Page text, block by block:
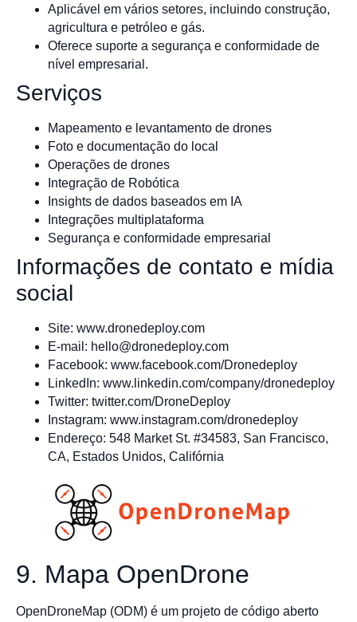
Aplicável em vários setores, incluindo construção,
agricultura e petróleo e gás.
Oferece suporte a segurança e conformidade de
nível empresarial.
Serviços
Mapeamento e levantamento de drones
Foto e documentação do local
Operações de drones
Integração de Robótica
Insights de dados baseados em IA
Integrações multiplataforma
Segurança e conformidade empresarial
Informações de contato e mídia
social
Site: www.dronedeploy.com
E-mail: hello@dronedeploy.com
Facebook: www.facebook.com/Dronedeploy
LinkedIn: www.linkedin.com/company/dronedeploy
Twitter: twitter.com/DroneDeploy
Instagram: www.instagram.com/dronedeploy
Endereço: 548 Market St. #34583, San Francisco,
CA, Estados Unidos, Califórnia
9. Mapa OpenDrone
OpenDroneMap (ODM) é um projeto de código aberto